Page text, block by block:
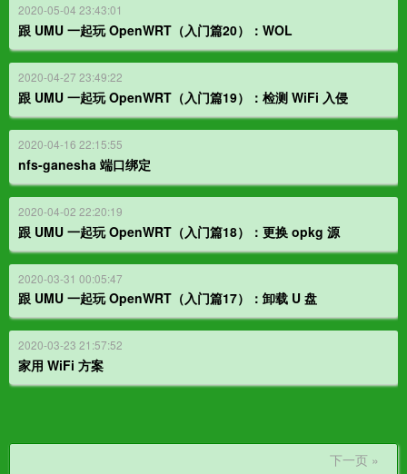
2020-05-04 23:43:01
跟 UMU 一起玩 OpenWRT（入门篇20）：WOL
2020-04-27 23:49:22
跟 UMU 一起玩 OpenWRT（入门篇19）：检测 WiFi 入侵
2020-04-16 22:15:55
nfs-ganesha 端口绑定
2020-04-02 22:20:19
跟 UMU 一起玩 OpenWRT（入门篇18）：更换 opkg 源
2020-03-31 00:05:47
跟 UMU 一起玩 OpenWRT（入门篇17）：卸载 U 盘
2020-03-23 21:57:52
家用 WiFi 方案
下一页 »